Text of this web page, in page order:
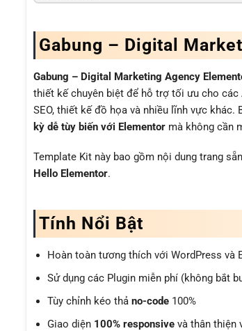
Gabung – Digital
Gabung – Digital Marketing Agency
thiết kế chuyên biệt để hỗ trợ tối ưu cho
SEO, thiết kế đồ họa và nhiều lĩnh vực khác.
kỳ dễ tùy biến với Elementor mà không cần
Template Kit này bao gồm nội dung trang
Hello Elementor.
Tính Nổi Bật
Hoàn toàn tương thích với WordPress và
Sử dụng các Plugin miễn phí (không bắt
Tùy chỉnh kéo thả no-code100%
Giao diện 100% responsivevà thân thiện